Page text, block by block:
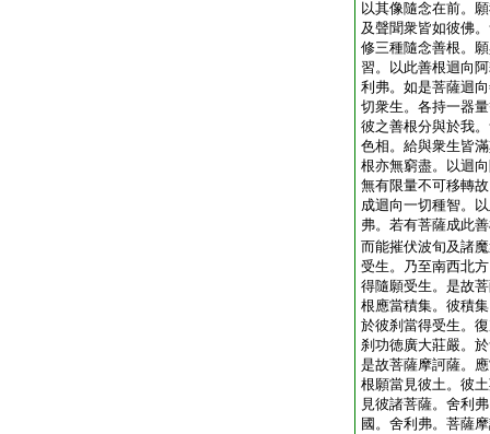
以其像隨念在前。
及聲聞衆皆如彼佛
修三種隨念善根。
習。以此善根迴向
利弗。如是菩薩迴
切衆生。各持一器
彼之善根分與於我
色相。給與衆生皆
根亦無窮盡。以迴
無有限量不可移轉
成迴向一切種智。
弗。若有菩薩成此
而能摧伏波旬及諸
受生。乃至南西北
得隨願受生。是故
根應當積集。彼積
於彼刹當得受生。
刹功徳廣大莊嚴。
是故菩薩摩訶薩。
根願當見彼土。彼
見彼諸菩薩。舍利
國。舍利弗。菩薩